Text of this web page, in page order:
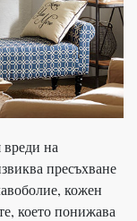
на
пресъхване
кожен
което понижава